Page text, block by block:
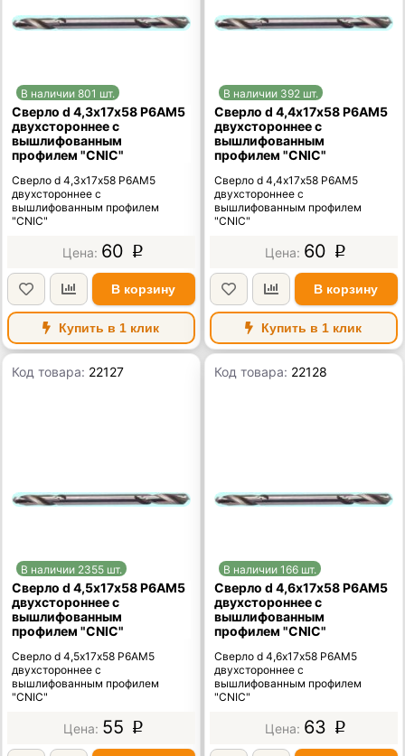
В наличии 801 шт.
Сверло d 4,3х17х58 Р6АМ5
двухстороннее с
вышлифованным
профилем "CNIC"
Сверло d 4,3х17х58 Р6АМ5
двухстороннее с
вышлифованным профилем
"CNIC"
60 p
В корзину
Купить в 1 клик
В наличии 392 шт.
Сверло d 4,4х17х58 Р6АМ5
двухстороннее с
вышлифованным
профилем "CNIC"
Сверло d 4,4х17х58 Р6АМ5
двухстороннее с
вышлифованным профилем
"CNIC"
60 p
В корзину
Купить в 1 клик
Код товара: 22127
В наличии 2355 шт.
Сверло d 4,5х17х58 Р6АМ5
двухстороннее с
вышлифованным
профилем "CNIC"
Сверло d 4,5х17х58 Р6АМ5
двухстороннее с
вышлифованным профилем
"CNIC"
55 p
Код товара: 22128
В наличии 166 шт.
Сверло d 4,6х17х58 Р6АМ5
двухстороннее с
вышлифованным
профилем "CNIC"
Сверло d 4,6х17х58 Р6АМ5
двухстороннее с
вышлифованным профилем
"CNIC"
63 p